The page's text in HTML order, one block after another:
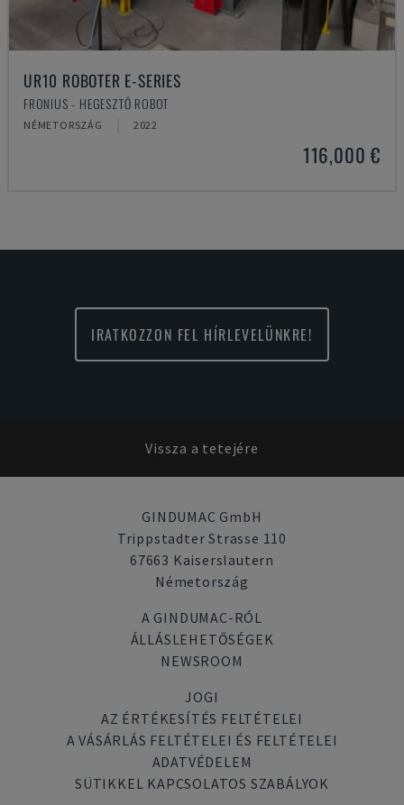
UR10 ROBOTER E-SERIES
FRONIUS - HEGESZTŐ ROBOT
NÉMETORSZÁG 2022
116,000 €
IRATKOZZON FEL HÍRLEVELÜNKRE!
Vissza a tetejére
GINDUMAC GmbH
Trippstadter Strasse 110
67663 Kaiserslautern
Németország
A GINDUMAC-RÓL
ÁLLÁSLEHETŐSÉGEK
NEWSROOM
JOGI
AZ ÉRTÉKESÍTÉS FELTÉTELEI
A VÁSÁRLÁS FELTÉTELEI ÉS FELTÉTELEI
ADATVÉDELEM
SÜTIKKEL KAPCSOLATOS SZABÁLYOK